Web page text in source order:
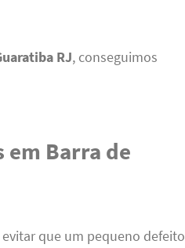
RJ, conseguimos
em Barra de
que um pequeno defeito